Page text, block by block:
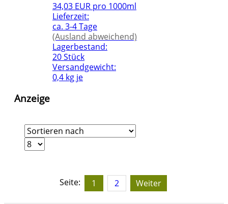
34,03 EUR pro 1000ml
Lieferzeit:
ca. 3-4 Tage
(Ausland abweichend)
Lagerbestand:
20 Stück
Versandgewicht:
0,4 kg je
Anzeige
Seite: 1 2 Weiter